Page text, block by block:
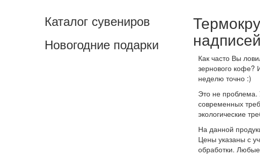
Каталог сувениров
Новогодние подарки
надписей
Как часто Вы
зернового кофе?
неделю точно :)
Это не проблема.
современных
экологические
На данной
Цены указаны с
обработки. Любые